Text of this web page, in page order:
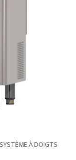
À DOIGTS